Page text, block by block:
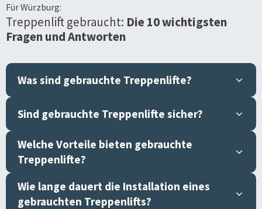
FürWürzburg:
Treppenlift gebraucht: Die 10 wichtigsten
Fragen und Antworten
Was sind gebrauchte Treppenlifte?
Sind gebrauchte Treppenlifte sicher?
Welche Vorteile bieten gebrauchte
Treppenlifte?
Wie lange dauert die Installation eines
gebrauchten Treppenlifts?